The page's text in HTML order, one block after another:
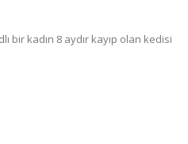
bir kadın 8 aydır kayıp olan kedisi